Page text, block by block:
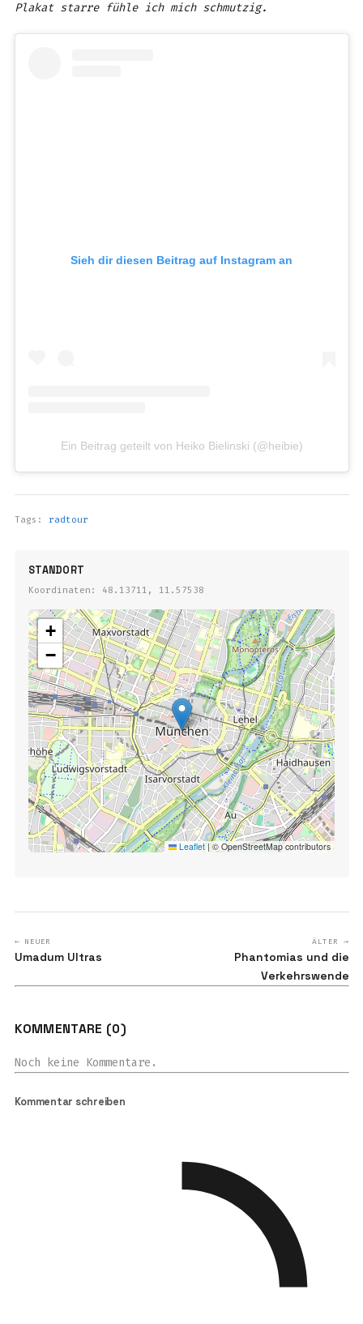
Plakat starre fühle ich mich schmutzig.
Sieh dir diesen Beitrag auf Instagram an
Ein Beitrag geteilt von Heiko Bielinski (@heibie)
Tags: radtour
STANDORT
Koordinaten: 48.13711, 11.57538
+
−
Leaflet | © OpenStreetMap contributors
← NEUER
Umadum Ultras
ÄLTER →
Phantomias und die
Verkehrswende
KOMMENTARE (0)
Noch keine Kommentare.
Kommentar schreiben